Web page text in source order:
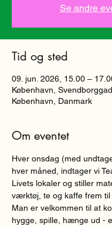
Se andre
Tid og sted
09. jun. 2026, 15.00 –
København,
København, Danmark
Om eventet
Hver onsdag (med
hver måned, indtager vi
Livets lokaler og stiller
værktøj, te og kaffe frem til
Man er velkommen til at
hygge, spille, hænge ud -